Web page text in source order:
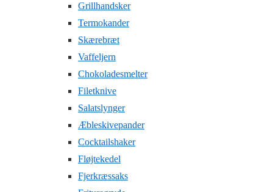
Grillhandsker
Termokander
Skærebræt
Vaffeljern
Chokoladesmelter
Filetknive
Salatslynger
Æbleskivepander
Cocktailshaker
Fløjtekedel
Fjerkræssaks